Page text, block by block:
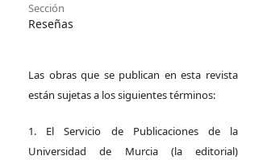
Sección
Reseñas
Las obras que se publican en esta revista
están sujetas a los siguientes términos:
1. El Servicio de Publicaciones de la
Universidad de Murcia (la editorial)